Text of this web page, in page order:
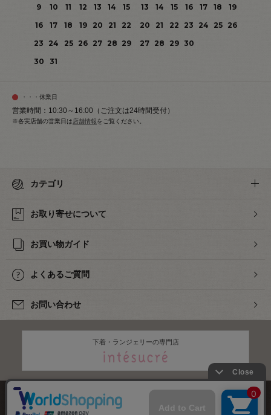
9
10 11 12 13 14
15
16
17 18 19 20 21
22
23
24 25 26 27 28 29
30
31
13
14 15 16 17 18
19
20
21 22 23 24 25
26
27 28 29 30
・・・休業日
営業時間：10:30～16:00（ご注文は24時間受付）
※各実店舗の営業日は 店舗情報をご覧ください。
カテゴリ
お取り寄せについて
お買い物ガイド
よくあるご質問
お問い合わせ
下着・ランジェリーの専門店
株式会社オカダヤ